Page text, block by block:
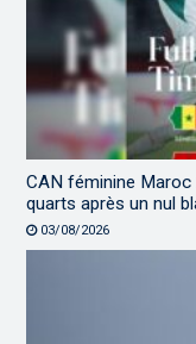
CAN féminine
quarts après un nul
03/08/2026